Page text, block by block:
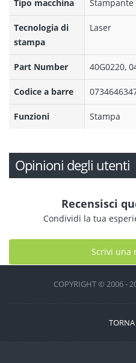
Tipo macchina Stampante
Tecnologia di
stampa
Laser
Part Number 40G0220,
Codice a barre
Funzioni Stampa
Opinioni degli utenti
Recensisci
Condividi la tua
Scrivi una
COPYRIGHT © 2006 -